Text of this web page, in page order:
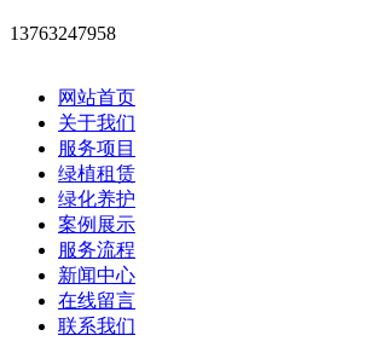
13763247958
网站首页
关于我们
服务项目
绿植租赁
绿化养护
案例展示
服务流程
新闻中心
在线留言
联系我们